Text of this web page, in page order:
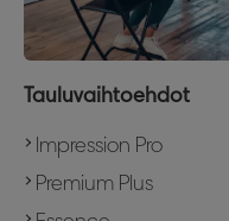
Tauluvaihtoehdot
Impression Pro
Premium Plus